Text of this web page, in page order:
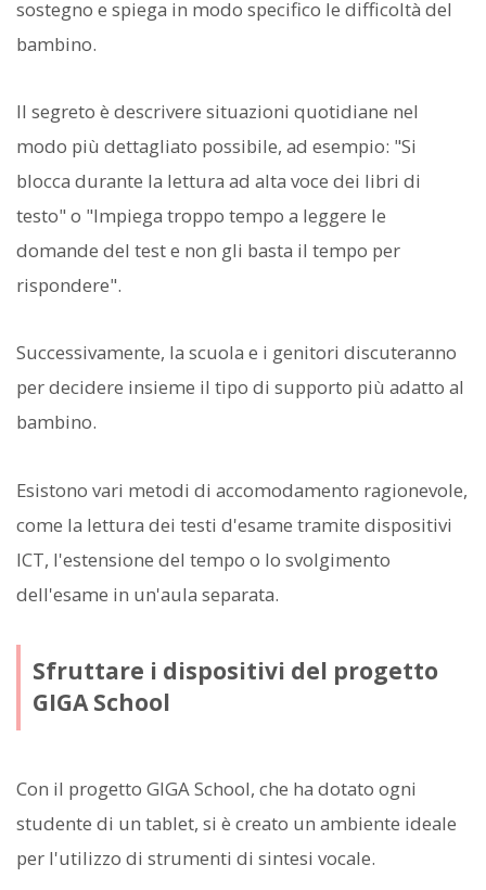
sostegno e spiega in modo specifico le difficoltà del
bambino.
Il segreto è descrivere situazioni quotidiane nel
modo più dettagliato possibile, ad esempio: "Si
blocca durante la lettura ad alta voce dei libri di
testo" o "Impiega troppo tempo a leggere le
domande del test e non gli basta il tempo per
rispondere".
Successivamente, la scuola e i genitori discuteranno
per decidere insieme il tipo di supporto più adatto al
bambino.
Esistono vari metodi di accomodamento ragionevole,
come la lettura dei testi d'esame tramite dispositivi
ICT, l'estensione del tempo o lo svolgimento
dell'esame in un'aula separata.
Sfruttare i dispositivi del progetto
GIGA School
Con il progetto GIGA School, che ha dotato ogni
studente di un tablet, si è creato un ambiente ideale
per l'utilizzo di strumenti di sintesi vocale.